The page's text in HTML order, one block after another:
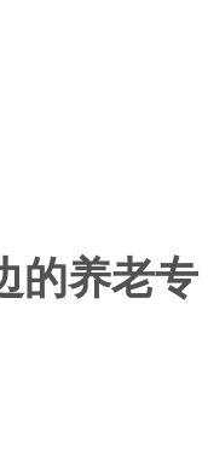
的养老专